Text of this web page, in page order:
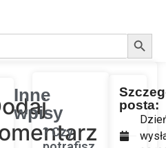
posta:
Inne
wpisy
? Czy